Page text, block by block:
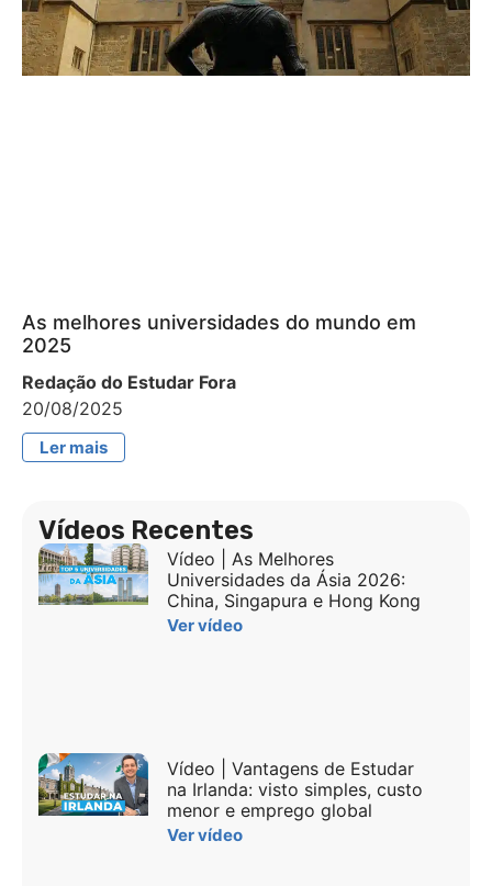
As melhores universidades do mundo em
2025
Redação do Estudar Fora
20/08/2025
Ler mais
Vídeos Recentes
Vídeo | As Melhores
Universidades da Ásia 2026:
China, Singapura e Hong Kong
Ver vídeo
Vídeo | Vantagens de Estudar
na Irlanda: visto simples, custo
menor e emprego global
Ver vídeo